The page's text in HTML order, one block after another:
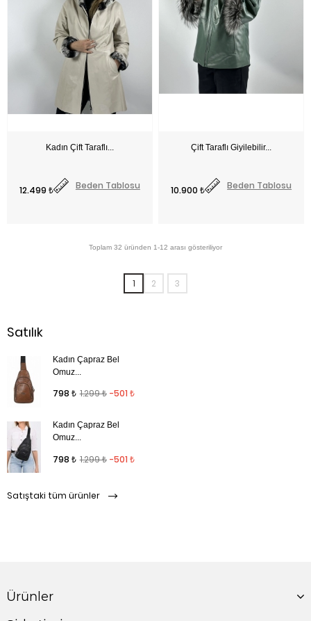
12.499 ₺
Beden Tablosu
10.900 ₺
Beden Tablosu
1 2 3
Satılık
Normal fiyat
1.299 ₺ -501 ₺
Fiyat
798 ₺
Normal fiyat
1.299 ₺ -501 ₺
Fiyat
798 ₺
Satıştaki tüm ürünler
Ürünler